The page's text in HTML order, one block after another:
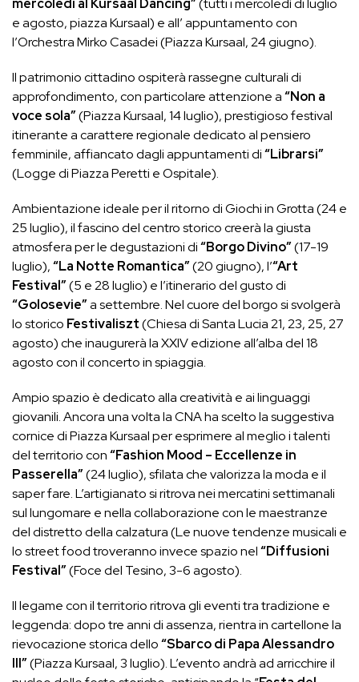
mercoledì al Kursaal Dancing”(tutti i mercoledì di luglio
e agosto, piazza Kursaal) e all’ appuntamento con
l’Orchestra Mirko Casadei (Piazza Kursaal, 24 giugno).
Il patrimonio cittadino ospiterà rassegne culturali di
approfondimento, con particolare attenzione a“Non a
voce sola”(Piazza Kursaal, 14 luglio), prestigioso festival
itinerante a carattere regionale dedicato al pensiero
femminile, affiancato dagli appuntamenti di“Librarsi”
(Logge di Piazza Peretti e Ospitale).
Ambientazione ideale per il ritorno di Giochi in Grotta (24 e
25 luglio), il fascino del centro storico creerà la giusta
atmosfera per le degustazioni di“Borgo Divino”(17-19
luglio),“La Notte Romantica”(20 giugno), l’“Art
Festival”(5 e 28 luglio) e l’itinerario del gusto di
“Golosevie”a settembre. Nel cuore del borgo si svolgerà
lo storico Festivaliszt(Chiesa di Santa Lucia 21, 23, 25, 27
agosto) che inaugurerà la XXIV edizione all’alba del 18
agosto con il concerto in spiaggia.
Ampio spazio è dedicato alla creatività e ai linguaggi
giovanili. Ancora una volta la CNA ha scelto la suggestiva
cornice di Piazza Kursaal per esprimere al meglio i talenti
del territorio con“Fashion Mood – Eccellenze in
Passerella”(24 luglio), sfilata che valorizza la moda e il
saper fare. L’artigianato si ritrova nei mercatini settimanali
sul lungomare e nella collaborazione con le maestranze
del distretto della calzatura (Le nuove tendenze musicali e
lo street food troveranno invece spazio nel“Diffusioni
Festival”(Foce del Tesino, 3-6 agosto).
Il legame con il territorio ritrova gli eventi tra tradizione e
leggenda: dopo tre anni di assenza, rientra in cartellone la
rievocazione storica dello“Sbarco di Papa Alessandro
III”(Piazza Kursaal, 3 luglio). L’evento andrà ad arricchire il